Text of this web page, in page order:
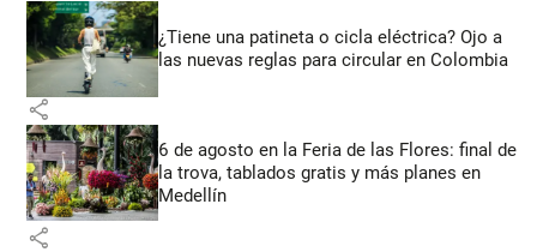
¿Tiene una patineta o cicla eléctrica? Ojo a
las nuevas reglas para circular en Colombia
share
6 de agosto en la Feria de las Flores: final de
la trova, tablados gratis y más planes en
Medellín
share